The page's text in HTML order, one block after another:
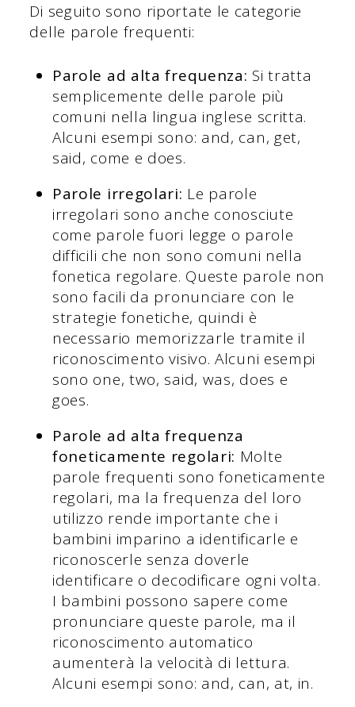
Di seguito sono riportate le categorie
delle parole frequenti:
Parole ad alta frequenza: Si tratta
semplicemente delle parole più
comuni nella lingua inglese scritta.
Alcuni esempi sono: and, can, get,
said, come e does.
Parole irregolari: Le parole
irregolari sono anche conosciute
come parole fuori legge o parole
difficili che non sono comuni nella
fonetica regolare. Queste parole non
sono facili da pronunciare con le
strategie fonetiche, quindi è
necessario memorizzarle tramite il
riconoscimento visivo. Alcuni esempi
sono one, two, said, was, does e
goes.
Parole ad alta frequenza
foneticamente regolari: Molte
parole frequenti sono foneticamente
regolari, ma la frequenza del loro
utilizzo rende importante che i
bambini imparino a identificarle e
riconoscerle senza doverle
identificare o decodificare ogni volta.
I bambini possono sapere come
pronunciare queste parole, ma il
riconoscimento automatico
aumenterà la velocità di lettura.
Alcuni esempi sono: and, can, at, in.